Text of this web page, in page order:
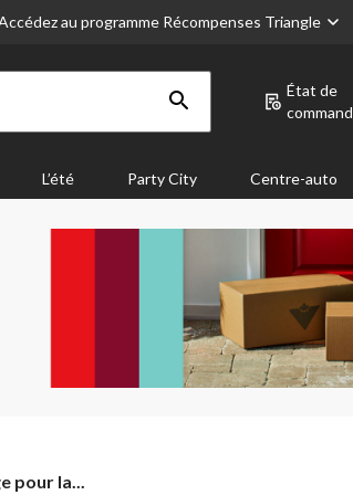
au programme Récompenses Triangle
État de
command
L’été Party City Centre-auto
pour la...